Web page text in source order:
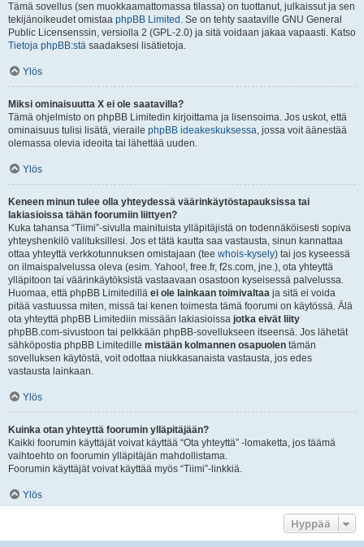
Tämä sovellus (sen muokkaamattomassa tilassa) on tuottanut, julkaissut ja sen
tekijänoikeudet omistaa phpBB Limited . Se on tehty saataville GNU General
Public Licensenssin, versiolla 2 (GPL-2.0) ja sitä voidaan jakaa vapaasti. Katso
Tietoja phpBB:stä saadaksesi lisätietoja.
Ylös
Miksi ominaisuutta X ei ole saatavilla?
Tämä ohjelmisto on phpBB Limitedin kirjoittama ja lisensoima. Jos uskot, että
ominaisuus tulisi lisätä, vieraile phpBB ideakeskuksessa, jossa voit äänestää
olemassa olevia ideoita tai lähettää uuden.
Ylös
Keneen minun tulee olla yhteydessä väärinkäytöstapauksissa tai
lakiasioissa tähän foorumiin liittyen?
Kuka tahansa “Tiimi”-sivulla mainituista ylläpitäjistä on todennäköisesti sopiva
yhteyshenkilö valituksillesi. Jos et tätä kautta saa vastausta, sinun kannattaa
ottaa yhteyttä verkkotunnuksen omistajaan (tee whois-kysely) tai jos kyseessä
on ilmaispalvelussa oleva (esim. Yahoo!, free.fr, f2s.com, jne.), ota yhteyttä
ylläpitoon tai väärinkäytöksistä vastaavaan osastoon kyseisessä palvelussa.
Huomaa, että phpBB Limitedillä ei ole lainkaan toimivaltaa ja sitä ei voida
pitää vastuussa miten, missä tai kenen toimesta tämä foorumi on käytössä. Älä
ota yhteyttä phpBB Limitediin missään lakiasioissa jotka eivät liity
phpBB.com-sivustoon tai pelkkään phpBB-sovellukseen itseensä. Jos lähetät
sähköpostia phpBB Limitedille mistään kolmannen osapuolen tämän
sovelluksen käytöstä, voit odottaa niukkasanaista vastausta, jos edes
vastausta lainkaan.
Ylös
Kuinka otan yhteyttä foorumin ylläpitäjään?
Kaikki foorumin käyttäjät voivat käyttää “Ota yhteyttä” -lomaketta, jos täämä
vaihtoehto on foorumin ylläpitäjän mahdollistama.
Foorumin käyttäjät voivat käyttää myös “Tiimi”-linkkiä.
Ylös
Hyppää